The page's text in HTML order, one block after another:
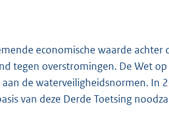
economische waarde achter
tegen overstromingen. De Wet
de waterveiligheidsnormen. In
van deze Derde Toetsing